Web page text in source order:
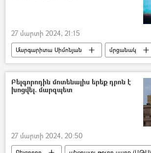
27 մարտի 2024, 21:15
Մարգարիտա Սիմոնյան
մրցանակ
Ռուսաստան
Ոսկե փետուր
Բելգորոդին մոտենալիս երեք դրոն է
խոցվել. մարզպետ
27 մարտի 2024, 20:50